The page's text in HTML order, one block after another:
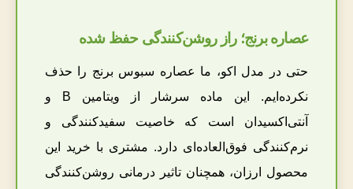
عصاره برنج؛ راز روشن‌کنندگی حفظ شده
حتی در مدل اکو، ما عصاره سبوس برنج را حذف
نکرده‌ایم. این ماده سرشار از ویتامین B و
آنتی‌اکسیدان است که خاصیت سفیدکنندگی و
نرم‌کنندگی فوق‌العاده‌ای دارد. مشتری با خرید این
محصول ارزان، همچنان تاثیر درمانی روشن‌کنندگی